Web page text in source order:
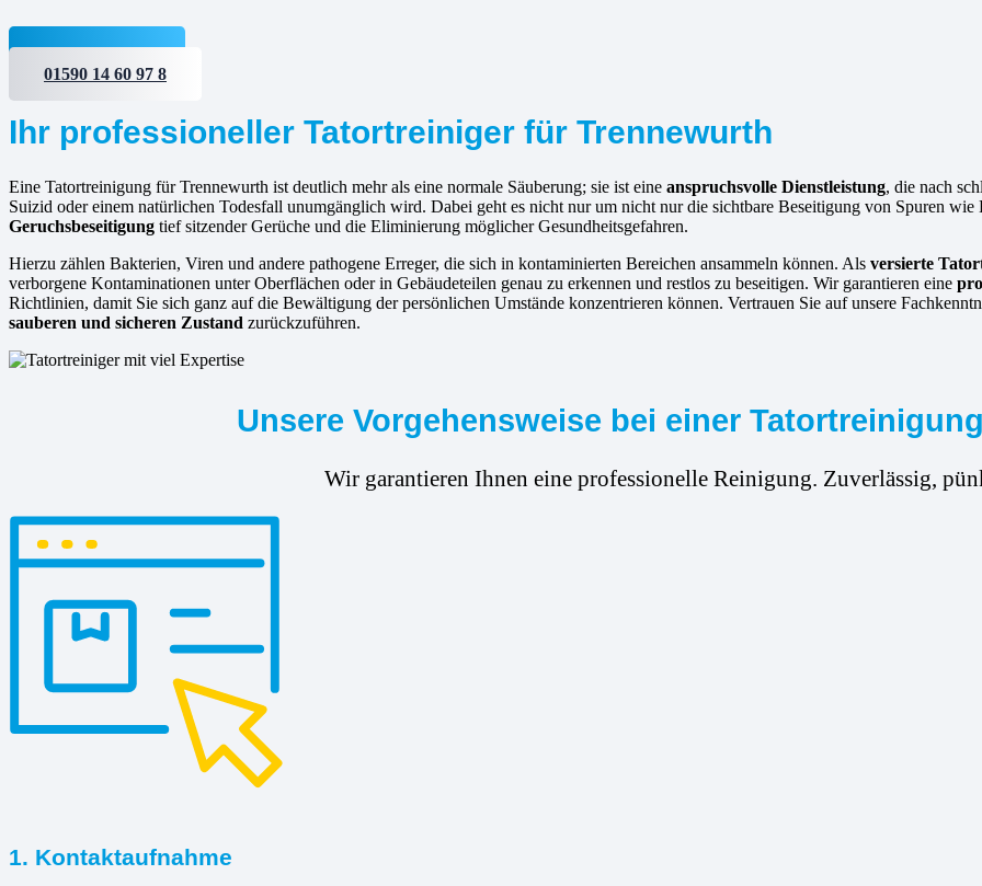
Jetzt anfragen
01590 14 60 97 8
Ihr professioneller Tatortreiniger für Trennewurth
Eine Tatortreinigung für Trennewurth ist deutlich mehr als eine normale Säuberung; sie ist eine anspruchsvolle Dienstleistung, die nach
Suizid oder einem natürlichen Todesfall unumgänglich wird. Dabei geht es nicht nur um nicht nur die sichtbare Beseitigung von Spuren wie
Geruchsbeseitigung tief sitzender Gerüche und die Eliminierung möglicher Gesundheitsgefahren.
Hierzu zählen Bakterien, Viren und andere pathogene Erreger, die sich in kontaminierten Bereichen ansammeln können. Als versierte
verborgene Kontaminationen unter Oberflächen oder in Gebäudeteilen genau zu erkennen und restlos zu beseitigen. Wir garantieren eine
Richtlinien, damit Sie sich ganz auf die Bewältigung der persönlichen Umstände konzentrieren können. Vertrauen Sie auf unsere
sauberen und sicheren Zustand zurückzuführen.
Unsere Vorgehensweise bei einer
Wir garantieren Ihnen eine professionelle Reinigung. Zuverlässig,
1. Kontaktaufnahme